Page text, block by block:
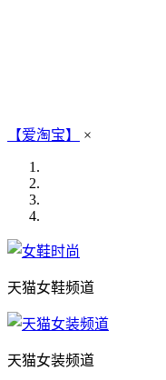
【爱淘宝】 ×
天猫女鞋频道
天猫女装频道